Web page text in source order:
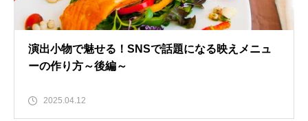
演出小物で魅せる！SNSで話題になる映えメニュ
ーの作り方～後編～
2025.04.12